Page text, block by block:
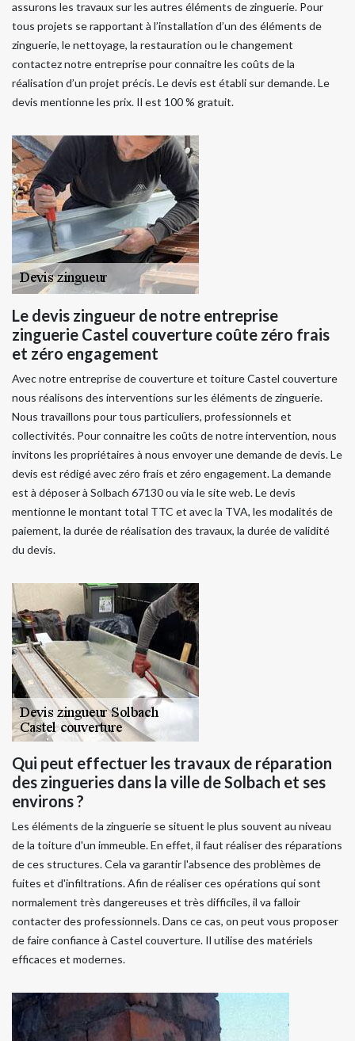
assurons les travaux sur les autres éléments de zinguerie. Pour
tous projets se rapportant à l’installation d’un des éléments de
zinguerie, le nettoyage, la restauration ou le changement
contactez notre entreprise pour connaitre les coûts de la
réalisation d’un projet précis. Le devis est établi sur demande. Le
devis mentionne les prix. Il est 100 % gratuit.
Le devis zingueur de notre entreprise
zinguerie Castel couverture coûte zéro frais
et zéro engagement
Avec notre entreprise de couverture et toiture Castel couverture
nous réalisons des interventions sur les éléments de zinguerie.
Nous travaillons pour tous particuliers, professionnels et
collectivités. Pour connaitre les coûts de notre intervention, nous
invitons les propriétaires à nous envoyer une demande de devis. Le
devis est rédigé avec zéro frais et zéro engagement. La demande
est à déposer à Solbach 67130 ou via le site web. Le devis
mentionne le montant total TTC et avec la TVA, les modalités de
paiement, la durée de réalisation des travaux, la durée de validité
du devis.
Qui peut effectuer les travaux de réparation
des zingueries dans la ville de Solbach et ses
environs ?
Les éléments de la zinguerie se situent le plus souvent au niveau
de la toiture d'un immeuble. En effet, il faut réaliser des réparations
de ces structures. Cela va garantir l'absence des problèmes de
fuites et d'infiltrations. Afin de réaliser ces opérations qui sont
normalement très dangereuses et très difficiles, il va falloir
contacter des professionnels. Dans ce cas, on peut vous proposer
de faire confiance à Castel couverture. Il utilise des matériels
efficaces et modernes.